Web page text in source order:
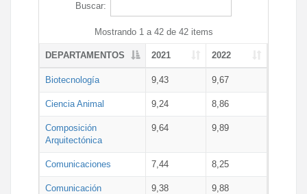
Buscar:
Mostrando 1 a 42 de 42 items
DEPARTAMENTOS 2021 2022
Biotecnología 9,43 9,67
Ciencia Animal 9,24 8,86
Composición
Arquitectónica
9,64 9,89
Comunicaciones 7,44 8,25
Comunicación
9,38 9,88